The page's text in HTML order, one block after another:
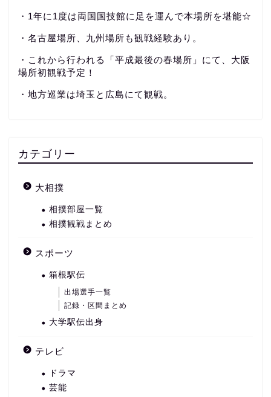
・1年に1度は両国国技館に足を運んで本場所を堪能☆
・名古屋場所、九州場所も観戦経験あり。
・これから行われる「平成最後の春場所」にて、大阪
場所初観戦予定！
・地方巡業は埼玉と広島にて観戦。
カテゴリー
大相撲
相撲部屋一覧
相撲観戦まとめ
スポーツ
箱根駅伝
出場選手一覧
記録・区間まとめ
大学駅伝出身
テレビ
ドラマ
芸能